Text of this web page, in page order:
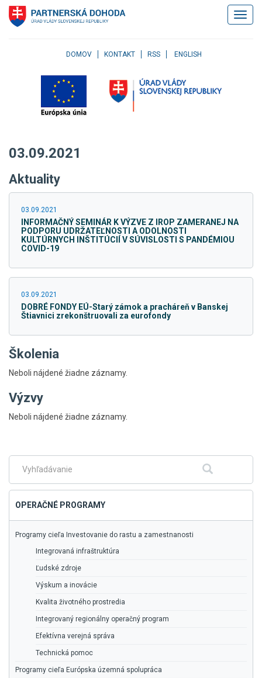
Klávesové
skratky
Skočiť
menu
na
Skočiť
pätičku
stránky
DOMOV KONTAKT RSS ENGLISH
03.09.2021
Aktuality
03.09.2021
INFORMAČNÝ SEMINÁR K VÝZVE Z IROP ZAMERANEJ NA
PODPORU UDRŽATEĽNOSTI A ODOLNOSTI
KULTÚRNYCH INŠTITÚCIÍ V SÚVISLOSTI S PANDÉMIOU
COVID-19
03.09.2021
DOBRÉ FONDY EÚ-Starý zámok a pracháreň v Banskej
Štiavnici zrekonštruovali za eurofondy
Školenia
Neboli nájdené žiadne záznamy.
Výzvy
Neboli nájdené žiadne záznamy.
menu
Fulltextové
Hľadať
OPERAČNÉ PROGRAMY
Programy cieľa Investovanie do rastu a zamestnanosti
Integrovaná infraštruktúra
Ľudské zdroje
Výskum a inovácie
Kvalita životného prostredia
Integrovaný regionálny operačný program
Efektívna verejná správa
Technická pomoc
Programy cieľa Európska územná spolupráca